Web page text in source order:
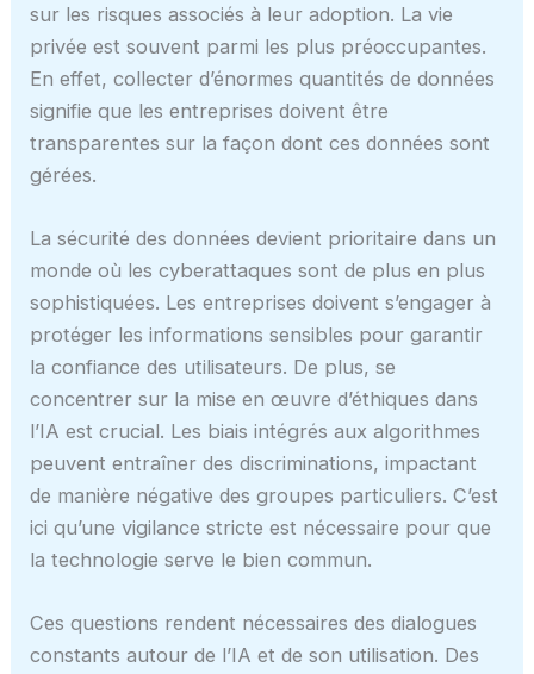
sur les risques associés à leur adoption. La vie
privée est souvent parmi les plus préoccupantes.
En effet, collecter d’énormes quantités de données
signifie que les entreprises doivent être
transparentes sur la façon dont ces données sont
gérées.
La sécurité des données devient prioritaire dans un
monde où les cyberattaques sont de plus en plus
sophistiquées. Les entreprises doivent s’engager à
protéger les informations sensibles pour garantir
la confiance des utilisateurs. De plus, se
concentrer sur la mise en œuvre d’éthiques dans
l’IA est crucial. Les biais intégrés aux algorithmes
peuvent entraîner des discriminations, impactant
de manière négative des groupes particuliers. C’est
ici qu’une vigilance stricte est nécessaire pour que
la technologie serve le bien commun.
Ces questions rendent nécessaires des dialogues
constants autour de l’IA et de son utilisation. Des